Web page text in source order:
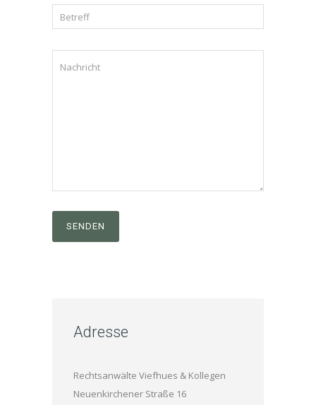
Adresse
Rechtsanwälte Viefhues & Kollegen
Neuenkirchener Straße 16